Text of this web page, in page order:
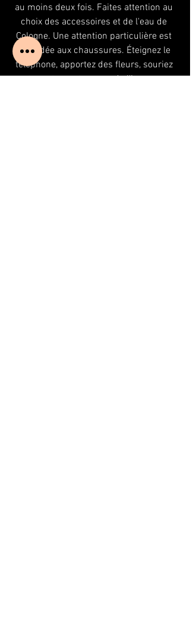
au moins deux fois. Faites attention au
choix des accessoires et de l'eau de
Cologne. Une attention particulière est
accordée aux chaussures. Éteignez le
téléphone, apportez des fleurs, souriez
et montrez votre sens de l'humour.